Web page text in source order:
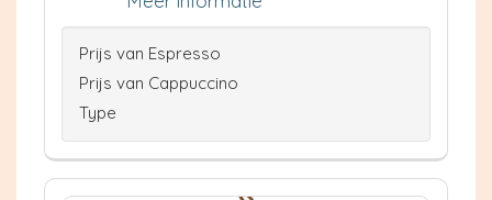
Prijs van Espresso
Prijs van Cappuccino
Type